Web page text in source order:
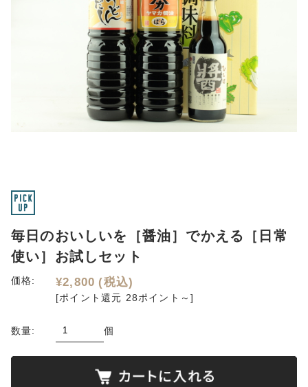
毎日のおいしいを［醤油］でかえる［日常
使い］お試しセット
価格: ¥2,800 (税込)
[ポイント還元 28ポイント～]
数量: 個